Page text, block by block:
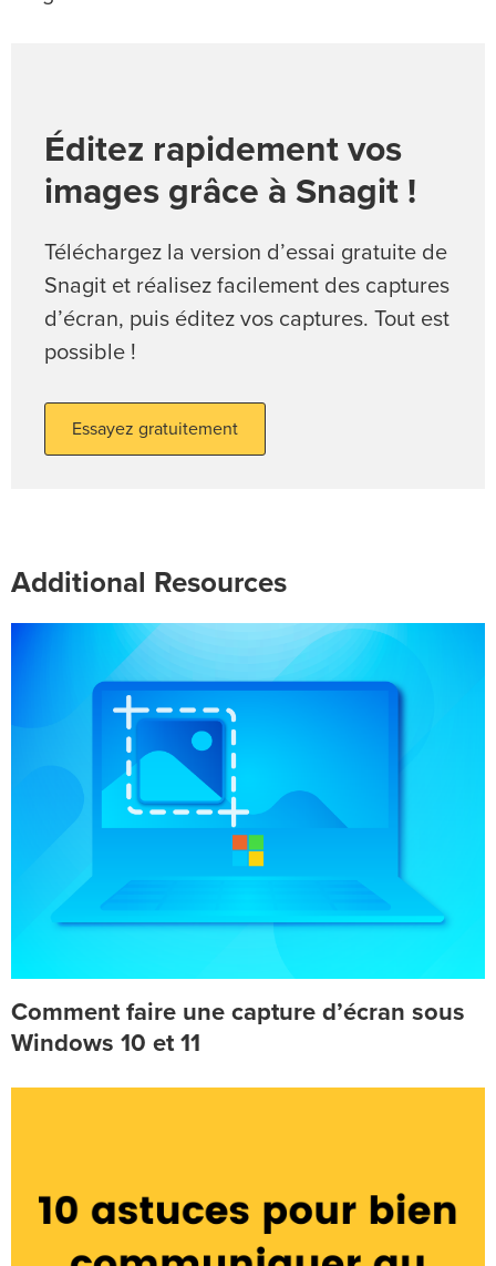
Éditez rapidement vos
images grâce à Snagit !
Téléchargez la version d’essai gratuite de
Snagit et réalisez facilement des captures
d’écran, puis éditez vos captures. Tout est
possible !
Essayez gratuitement
Additional Resources
Comment faire une capture d’écran sous
Windows 10 et 11